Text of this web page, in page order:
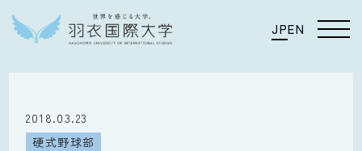
JPEN
2018.03.23
硬式野球部